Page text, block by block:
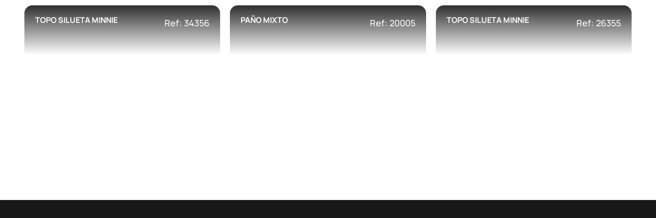
TOPO SILUETA MINNIE Ref: 34356 PAÑO MIXTO Ref: 20005 TOPO SILUETA MINNIE Ref: 26355